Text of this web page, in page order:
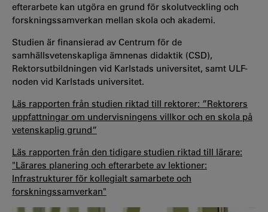
efterarbete kan utgöra en grund för skolutveckling och
forskningssamverkan mellan skola och akademi.
Studien är finansierad av Centrum för de
samhällsvetenskapliga ämnenas didaktik (CSD),
Rektorsutbildningen vid Karlstads universitet, samt ULF-
noden vid Karlstads universitet.
Läs rapporten från studien riktad till rektorer: ”Rektorers
uppfattningar om undervisningens villkor och en skola på
vetenskaplig grund”
Läs rapporten från den tidigare studien riktad till lärare:
"Lärares planering och efterarbete av lektioner:
Infrastrukturer för kollegialt samarbete och
forskningssamverkan"